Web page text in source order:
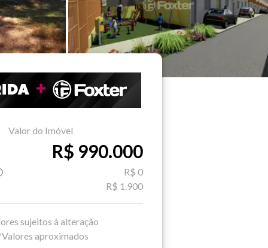
Valor do Imóvel
R$ 990.000
R$ 0
R$ 1.900
sujeitos à alteração
aproximados